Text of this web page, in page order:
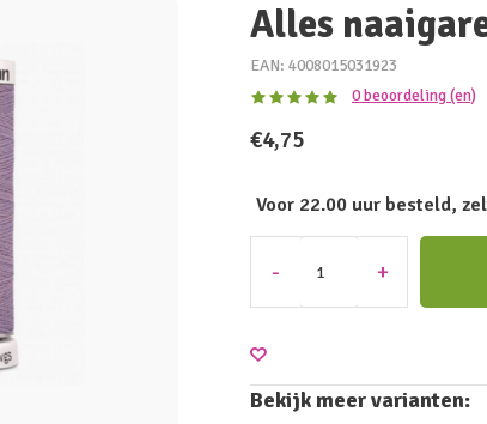
Alles
EAN: 4008015031923
0 beoordeling (en)
€4,75
Voor 22.00 uur besteld,
- +
Bekijk meer varianten: